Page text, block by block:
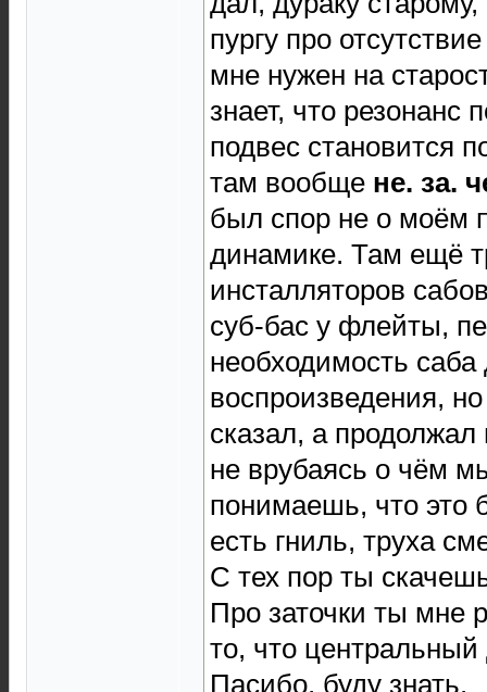
пургу про
мне нужен на
знает, что резонанс
подвес становится
там вообще не. за.
был спор не о моём
динамике. Там ещё
инсталляторов
суб-бас у флейты,
необходимость саба
воспроизведения,
сказал, а
не врубаясь о чём
понимаешь, что это
есть гниль, труха
С тех пор ты
Про заточки ты мне
то, что
Пасибо, буду знать.